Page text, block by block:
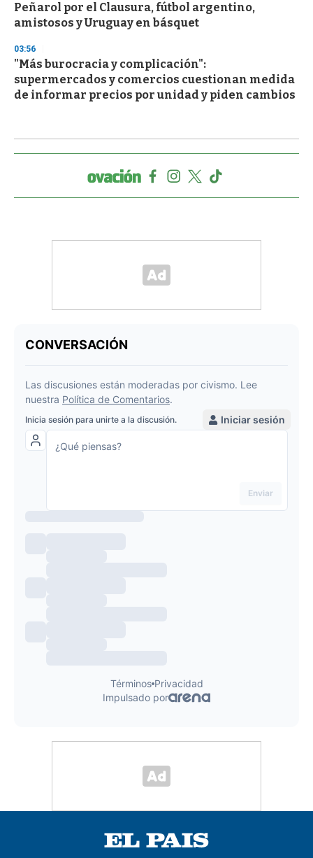
Peñarol por el Clausura, fútbol argentino,
amistosos y Uruguay en básquet
03:56
"Más burocracia y complicación":
supermercados y comercios cuestionan medida
de informar precios por unidad y piden cambios